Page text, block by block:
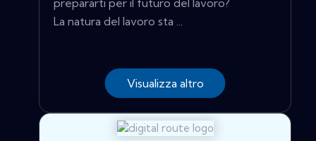
prepararti per il futuro del lavoro?
La natura del lavoro sta ...
Visualizza altro